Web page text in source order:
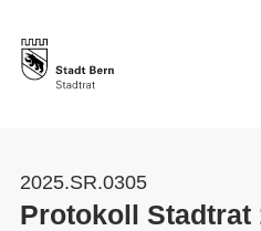
2025.SR.0305
Protokoll Stadtrat